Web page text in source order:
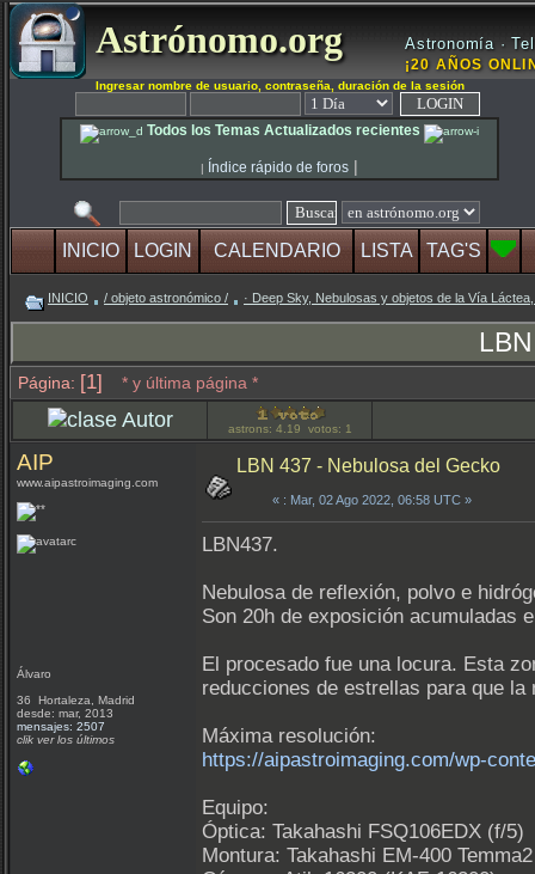
Astrónomo.org Astronomía ·
¡20 AÑOS
Ingresar nombre de usuario, contraseña, duración de la sesión
Todos los Temas Actualizados recientes
| Índice rápido de foros |
INICIO LOGIN CALENDARIO LISTA TAG'S
INICIO / objeto astronómico / · Deep Sky, Nebulosas y objetos de la Vía
Página: [1] * y última página *
Autor astrons: 4.19 votos: 1
AIP
www.aipastroimaging.com
Álvaro
36 Hortaleza, Madrid
desde: mar, 2013
mensajes: 2507
clik ver los últimos
LBN 437 - Nebulosa del Gecko
« : Mar, 02 Ago 2022, 06:58 UTC »
LBN437.
Nebulosa de reflexión, polvo e
Son 20h de exposición acumuladas
El procesado fue una locura. Esta
reducciones de estrellas para que la
Máxima resolución:
https://aipastroimaging.com/wp-
Equipo:
Óptica: Takahashi FSQ106EDX (f/5)
Montura: Takahashi EM-400 Temma2